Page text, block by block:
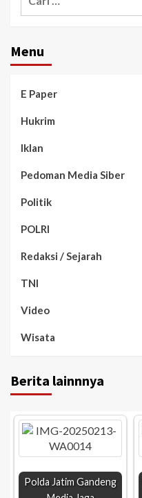
Menu
E Paper
Hukrim
Iklan
Pedoman Media Siber
Politik
POLRI
Redaksi / Sejarah
TNI
Video
Wisata
Berita lainnnya
Polda Jatim Gandeng